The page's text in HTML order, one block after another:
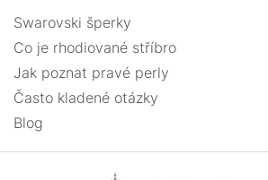
Swarovski šperky
Co je rhodiované stříbro
Jak poznat pravé perly
Často kladené otázky
Blog